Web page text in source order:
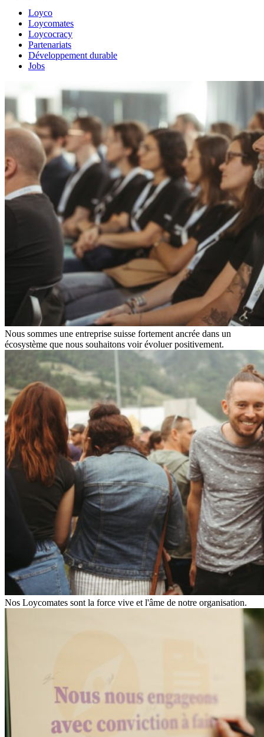
Loyco
Loycomates
Loycocracy
Partenariats
Développement durable
Jobs
Nous sommes une entreprise suisse fortement ancrée dans un
écosystème que nous souhaitons voir évoluer positivement.
Nos Loycomates sont la force vive et l'âme de notre organisation.